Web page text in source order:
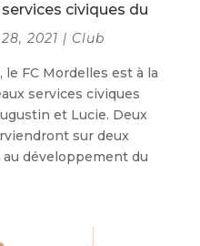
civiques du
2021 | Club
le FC Mordelles est à la
services civiques
et Lucie. Deux
sur deux
au développement du